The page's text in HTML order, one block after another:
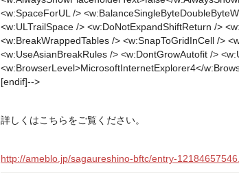
<w:SpaceForUL />
<w:ULTrailSpace /> <w:DoNotExpandShiftReturn />
<w:BreakWrappedTables /> <w:SnapToGridInCell />
<w:UseAsianBreakRules /> <w:DontGrowAutofit />
<w:BrowserLevel>MicrosoftInternetExplorer4</
[endif]-->
詳しくはこちらをご覧ください。
http://ameblo.jp/sagaureshino-bftc/entry-